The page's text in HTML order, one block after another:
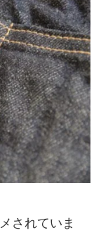
されていま